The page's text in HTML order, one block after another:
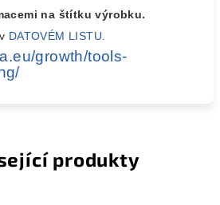
na štítku výrobku.
DATOVÉM LISTU.
growth/tools-
produkty